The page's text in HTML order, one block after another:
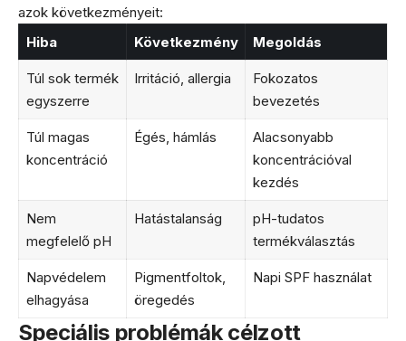
azok következményeit:
Hiba
Következmény Megoldás
Túl sok termék
egyszerre
Irritáció, allergia
Fokozatos
bevezetés
Túl magas
koncentráció
Égés, hámlás
Alacsonyabb
koncentrációval
kezdés
Nem
megfelelő pH
Hatástalanság
pH-tudatos
termékválasztás
Napvédelem
elhagyása
Pigmentfoltok,
öregedés
Napi SPF használat
Speciális problémák célzott